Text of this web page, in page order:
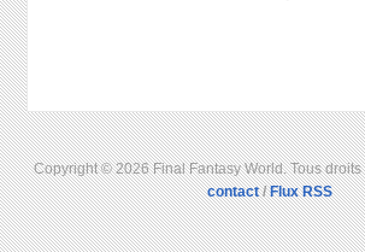
Copyright © 2026 Final Fantasy World. Tous
contact/Flux RSS